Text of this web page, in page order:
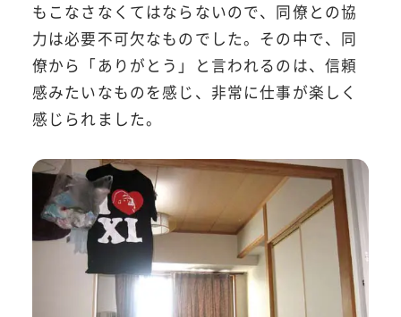
もこなさなくてはならないので、同僚との協
力は必要不可欠なものでした。その中で、同
僚から「ありがとう」と言われるのは、信頼
感みたいなものを感じ、非常に仕事が楽しく
感じられました。